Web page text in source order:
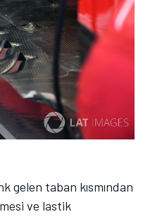
gelen taban kısmından
ve lastik